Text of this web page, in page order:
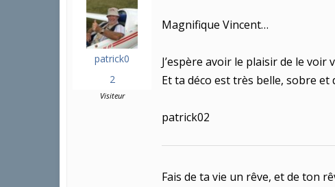
patrick0
2
Visiteur
Magnifique Vincent…
J’espère avoir le plaisir de le voir
Et ta déco est très belle, sobre et
patrick02
Fais de ta vie un rêve, et de ton